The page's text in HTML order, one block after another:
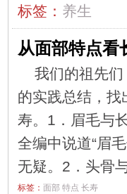
标签： 养生
从面部特点看
我们的祖先
的实践总结，找
寿。1．眉毛与
全编中说道“眉
无疑。2．头骨
标签： 面部 特点 长寿